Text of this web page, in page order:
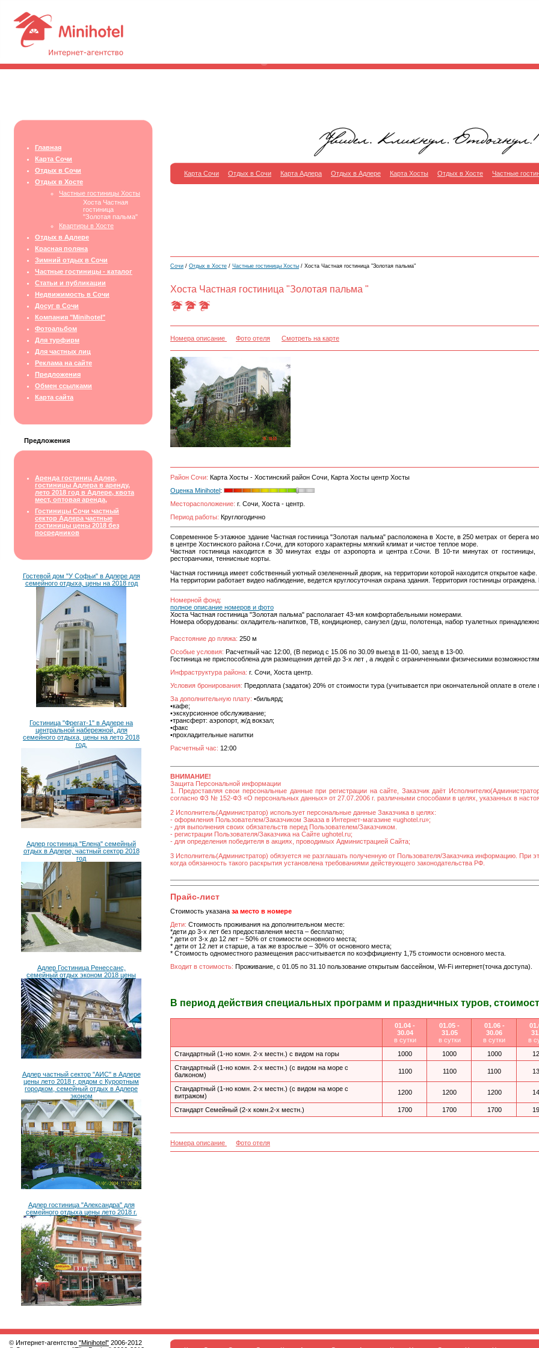
Главная
Карта Сочи
Отдых в Сочи
Отдых в Хосте
Частные гостиницы Хосты
Хоста Частная
гостиница
"Золотая пальма"
Квартиры в Хосте
Отдых в Адлере
Красная поляна
Зимний отдых в Сочи
Частные гостиницы - каталог
Статьи и публикации
Недвижимость в Сочи
Досуг в Сочи
Компания "Minihotel"
Фотоальбом
Для турфирм
Для частных лиц
Реклама на сайте
Предложения
Обмен ссылками
Карта сайта
Предложения
Аренда гостиниц Адлер,
гостиницы Адлера в аренду,
лето 2018 год в Адлере, квота
мест, оптовая аренда,
Гостиницы Сочи частный
сектор Адлера частные
гостиницы цены 2018 без
посредников
Гостевой дом "У Софьи" в Адлере для
семейного отдыха, цены на 2018 год
Гостиница "Фрегат-1" в Адлере на
центральной набережной, для
семейного отдыха, цены на лето 2018
год.
Адлер гостиница "Елена" семейный
отдых в Адлере, частный сектор 2018
год
Адлер Гостиница Ренессанс,
семейный отдых эконом 2018 цены
Адлер частный сектор "АИС" в Адлере
цены лето 2018 г, рядом с Курортным
городком, семейный отдых в Адлере
эконом
Адлер гостиница "Александра" для
семейного отдыха цены лето 2018 г.
Карта Сочи Отдых в Сочи Карта Адлера Отдых в Адлере Карта Хосты Отдых в Хосте Частные
Сочи / Отдых в Хосте / Частные гостиницы Хосты / Хоста Частная гостиница "Золотая пальма"
Хоста Частная гостиница "Золотая пальма "
Номера описание Фото отеля Смотреть на карте
Район Сочи: Карта Хосты - Хостинский район Сочи, Карта Хосты центр Хосты
Оценка Minihotel:
Месторасположение: г. Сочи, Хоста - центр.
Период работы: Круглогодично
Современное 5-этажное здание Частная гостиница "Золотая пальма" расположена в Хосте, в 250 метрах от берега
в центре Хостинского района г.Сочи, для которого характерны мягкий климат и чистое теплое море.
Частная гостиница находится в 30 минутах езды от аэропорта и центра г.Сочи. В 10-ти минутах от
ресторанчики, теннисные корты.
Частная гостиница имеет собственный уютный озелененный дворик, на территории которой находится открытое кафе.
На территории работает видео наблюдение, ведется круглосуточная охрана здания. Территория гостиницы
Номерной фонд:
полное описание номеров и фото
Хоста Частная гостиница "Золотая пальма" располагает 43-мя комфортабельными номерами.
Номера оборудованы: охладитель-напитков, ТВ, кондиционер, санузел (душ, полотенца, набор туалетных
Расстояние до пляжа: 250 м
Особые условия: Расчетный час 12:00, (В период с 15.06 по 30.09 выезд в 11-00, заезд в 13-00.
Гостиница не приспособлена для размещения детей до 3-х лет , а людей с ограниченными физическими
Инфраструктура района: г. Сочи, Хоста центр.
Условия бронирования: Предоплата (задаток) 20% от стоимости тура (учитывается при окончательной оплате в
За дополнительную плату: •бильярд;
•кафе;
•экскурсионное обслуживание;
•трансферт: аэропорт, ж/д вокзал;
•факс
•прохладительные напитки
Расчетный час: 12:00
ВНИМАНИЕ!
Защита Персональной информации
1. Предоставляя свои персональные данные при регистрации на сайте, Заказчик даёт
согласно ФЗ № 152-ФЗ «О персональных данных» от 27.07.2006 г. различными способами в целях, указанных в
2 Исполнитель(Администратор) использует персональные данные Заказчика в целях:
- оформления Пользователем/Заказчиком Заказа в Интернет-магазине «ughotel.ru»;
- для выполнения своих обязательств перед Пользователем/Заказчиком.
- регистрации Пользователя/Заказчика на Сайте ughotel.ru;
- для определения победителя в акциях, проводимых Администрацией Сайта;
3 Исполнитель(Администратор) обязуется не разглашать полученную от Пользователя/Заказчика информацию. При
когда обязанность такого раскрытия установлена требованиями действующего законодательства РФ.
Прайс-лист
Стоимость указана за место в номере
Дети: Стоимость проживания на дополнительном месте:
*дети до 3-х лет без предоставления места – бесплатно;
* дети от 3-х до 12 лет – 50% от стоимости основного места;
* дети от 12 лет и старше, а так же взрослые – 30% от основного места;
* Стоимость одноместного размещения рассчитывается по коэффициенту 1,75 стоимости основного места.
Входит в стоимость: Проживание, с 01.05 по 31.10 пользование открытым бассейном, Wi-Fi интернет(точка доступа).
В период действия специальных программ и праздничных туров,
01.04 -
30.04
в сутки
01.05 -
31.05
в сутки
01.06 -
30.06
в сутки
в
Стандартный (1-но комн. 2-х местн.) с видом на горы 1000 1000 1000
Стандартный (1-но комн. 2-х местн.) (с видом на море с
балконом)
1100 1100 1100
Стандартный (1-но комн. 2-х местн.) (с видом на море с
витражом)
1200 1200 1200
Стандарт Семейный (2-х комн.2-х местн.) 1700 1700 1700
Номера описание Фото отеля
© Интернет-агентство "Minihotel" 2006-2012